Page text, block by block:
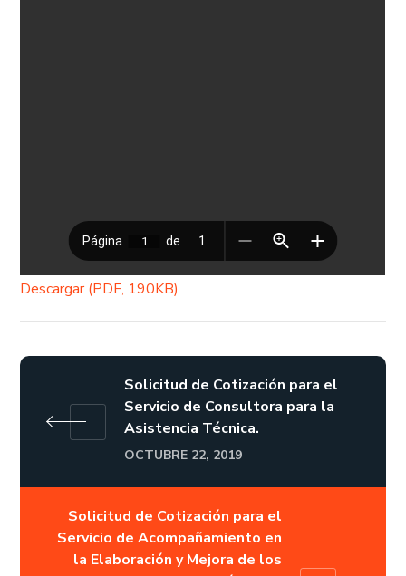
Descargar (PDF, 190KB)
Solicitud de Cotización para el
Servicio de Consultora para la
Asistencia Técnica.
OCTUBRE 22, 2019
Solicitud de Cotización para el
Servicio de Acompañamiento en
la Elaboración y Mejora de los